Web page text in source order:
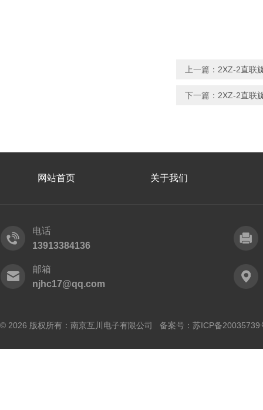
上一篇： 2XZ-2直联
下一篇： 2XZ-2直联
网站首页 关于我们
电话
13913384136
邮箱
njhc17@qq.com
© 2026 版权所有：南京互川电子有限公司 备案号： 苏ICP备20035739